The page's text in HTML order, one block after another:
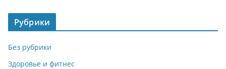
Рубрики
Без рубрики
Здоровье и фитнес